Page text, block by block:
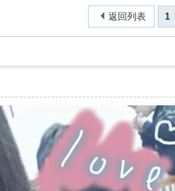
1
返回列表